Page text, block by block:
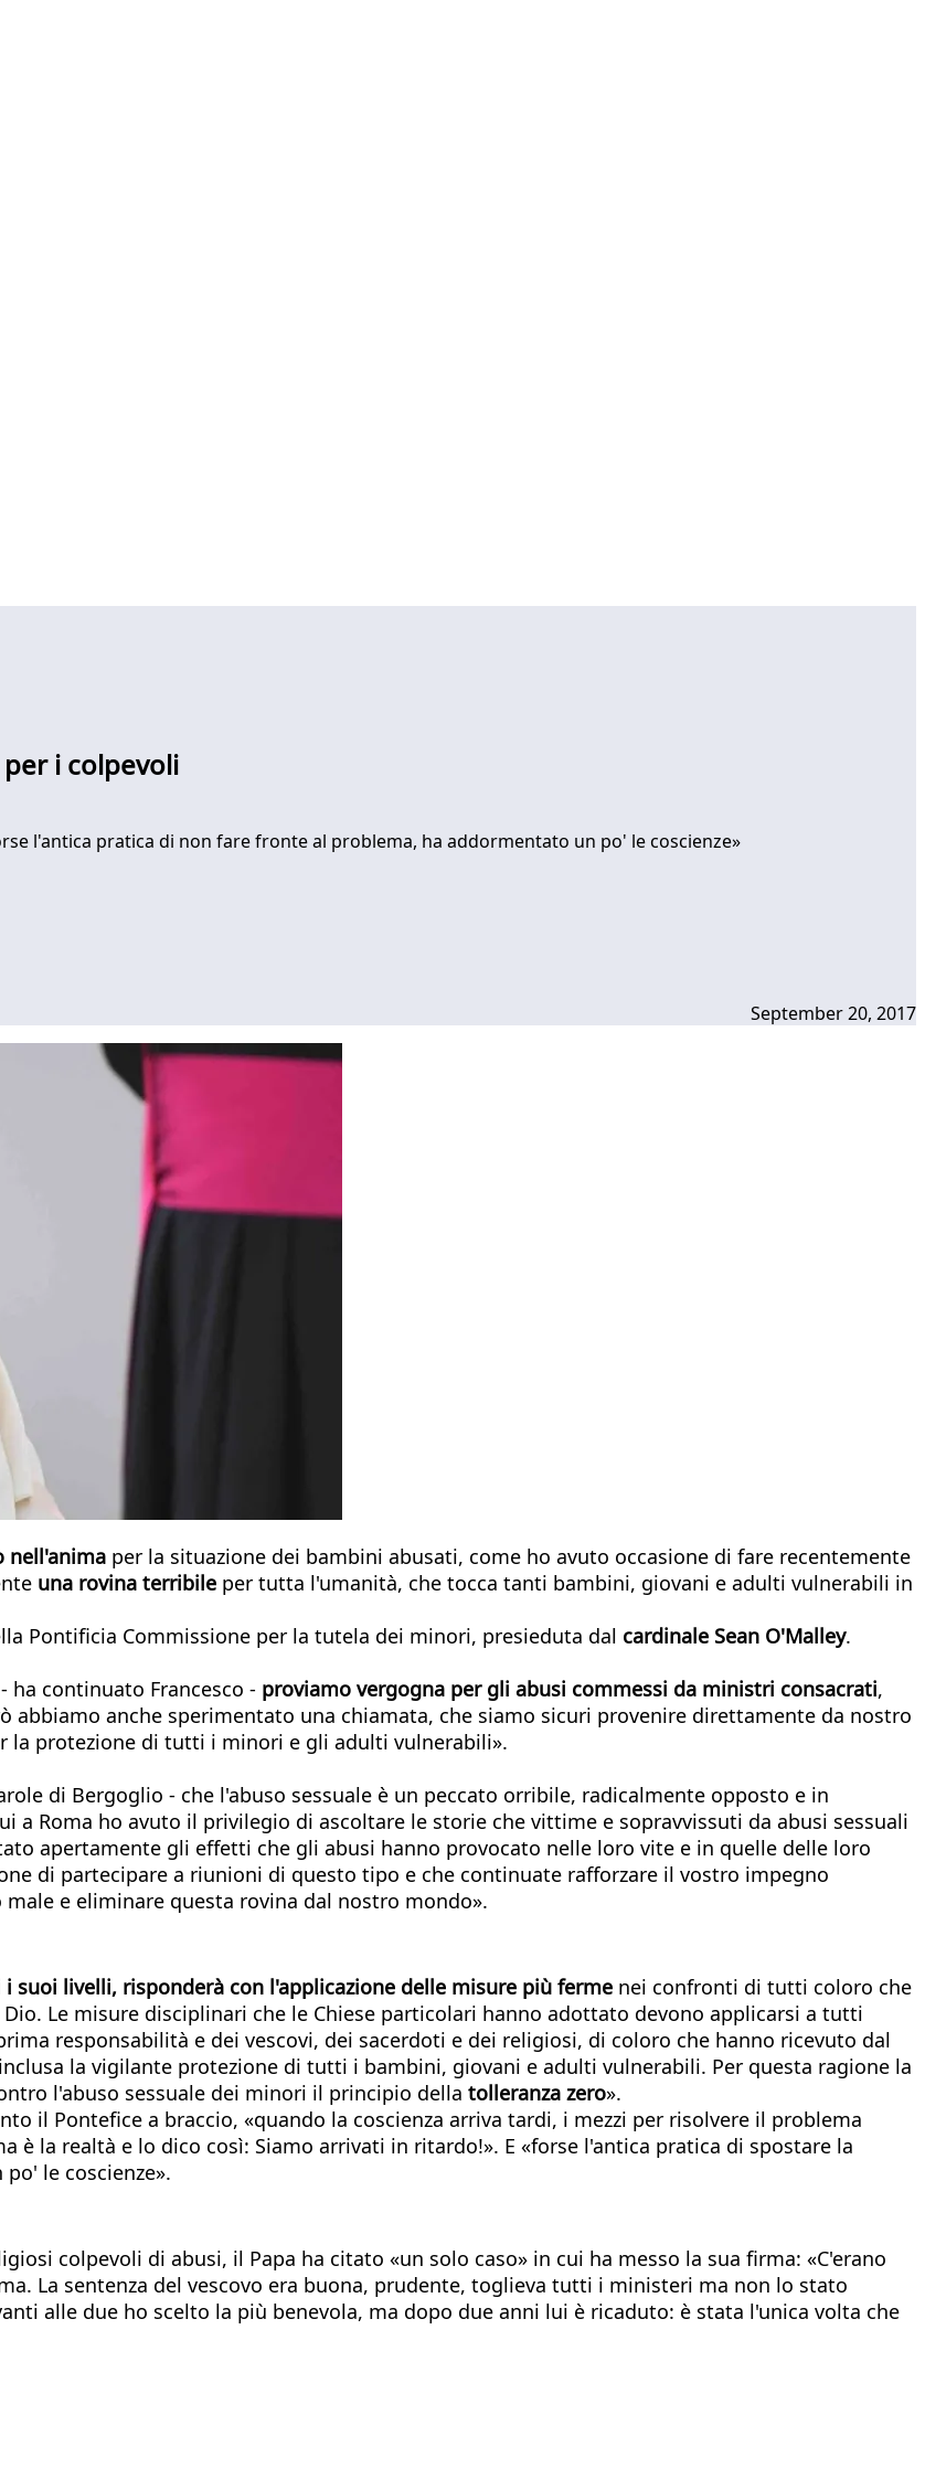
i colpevoli
l'antica pratica di non fare fronte al problema, ha addormentato un po' le coscienze»
September 20, 2017
nell'anima per la situazione dei bambini abusati, come ho avuto occasione di fare recentemente
una rovina terribile per tutta l'umanità, che tocca tanti bambini, giovani e adulti vulnerabili in
Pontificia Commissione per la tutela dei minori, presieduta dal cardinale Sean O'Malley.
ha continuato Francesco - proviamo vergogna per gli abusi commessi da ministri consacrati,
abbiamo anche sperimentato una chiamata, che siamo sicuri provenire direttamente da nostro
la protezione di tutti i minori e gli adulti vulnerabili».
di Bergoglio - che l'abuso sessuale è un peccato orribile, radicalmente opposto e in
a Roma ho avuto il privilegio di ascoltare le storie che vittime e sopravvissuti da abusi sessuali
apertamente gli effetti che gli abusi hanno provocato nelle loro vite e in quelle delle loro
di partecipare a riunioni di questo tipo e che continuate rafforzare il vostro impegno
e eliminare questa rovina dal nostro mondo».
i suoi livelli, risponderà con l'applicazione delle misure più ferme nei confronti di tutti coloro che
Le misure disciplinari che le Chiese particolari hanno adottato devono applicarsi a tutti
responsabilità e dei vescovi, dei sacerdoti e dei religiosi, di coloro che hanno ricevuto dal
la vigilante protezione di tutti i bambini, giovani e adulti vulnerabili. Per questa ragione la
l'abuso sessuale dei minori il principio della tolleranza zero».
il Pontefice a braccio, «quando la coscienza arriva tardi, i mezzi per risolvere il problema
è la realtà e lo dico così: Siamo arrivati in ritardo!». E «forse l'antica pratica di spostare la
le coscienze».
colpevoli di abusi, il Papa ha citato «un solo caso» in cui ha messo la sua firma: «C'erano
La sentenza del vescovo era buona, prudente, toglieva tutti i ministeri ma non lo stato
alle due ho scelto la più benevola, ma dopo due anni lui è ricaduto: è stata l'unica volta che